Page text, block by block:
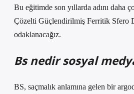
Bu eğitimde son yıllarda adını daha
Çözelti Güçlendirilmiş Ferritik Sfero
odaklanacağız.
Bs nedir sosyal
BS, saçmalık anlamına gelen bir